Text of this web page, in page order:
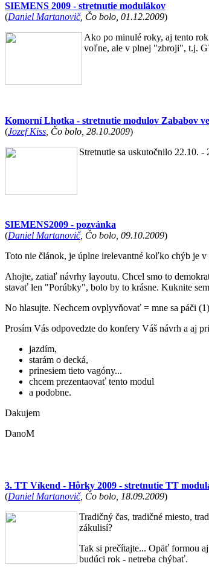
SIEMENS 2009 - stretnutie modulákov
(Daniel Martanovič, Čo bolo, 01.12.2009)
Ako po minulé roky, aj tento
voľne, ale v plnej "zbroji", t.j.
Komorní Lhotka - stretnutie modulov Zababov
(Jozef Kiss , Čo bolo, 28.10.2009)
Stretnutie sa uskutočnilo 22.10.
SIEMENS2009 - pozvánka
(Daniel Martanovič, Čo bolo, 09.10.2009)
Toto nie článok, je úplne irelevantné koľko chýb je v
Ahojte, zatiaľ návrhy layoutu. Chcel smo to
stavať len "Porúbky", bolo by to krásne. Kuknite
No hlasujte. Nechcem ovplyvňovať = mne sa páči
Prosím Vás odpovedzte do konfery Váš návrh a aj
jazdím,
starám o decká,
prinesiem tieto vagóny...
chcem prezentaovať tento modul
a podobne.
Dakujem
DanoM
3. TT Víkend - Hôrky 2009 - stretnutie TT
(Daniel Martanovič, Čo bolo, 18.09.2009)
Tradičný čas, tradičné miesto,
zákulisí?
Tak si prečítajte... Opäť formou
budúci rok - netreba chýbať.